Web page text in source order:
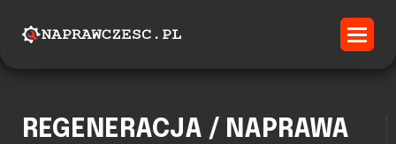
REGENERACJA / NAPRAWA